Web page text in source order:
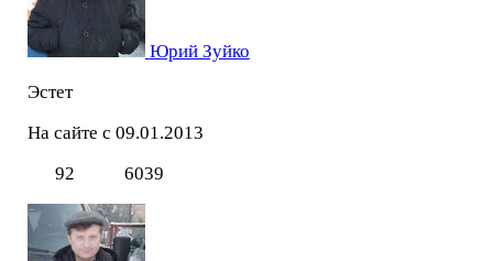
Юрий Зуйко
Эстет
На сайте с 09.01.2013
92
6039